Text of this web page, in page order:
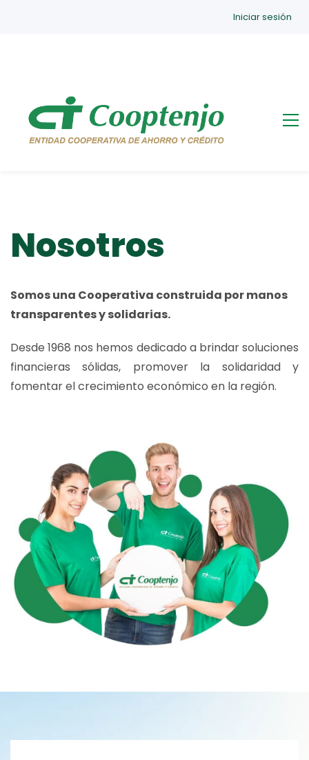
Iniciar sesión
Nosotros
Somos una Cooperativa construida por manos
transparentes y solidarias.
Desde 1968 nos hemos dedicado a brindar soluciones
financieras sólidas, promover la solidaridad y
fomentar el crecimiento económico en la región.